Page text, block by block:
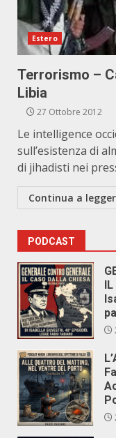
Estero
Terrorismo –
Libia
27 Ottobre 2012
Le intelligence
sull’esistenza di
di jihadisti nei
Continua a
PODCAST